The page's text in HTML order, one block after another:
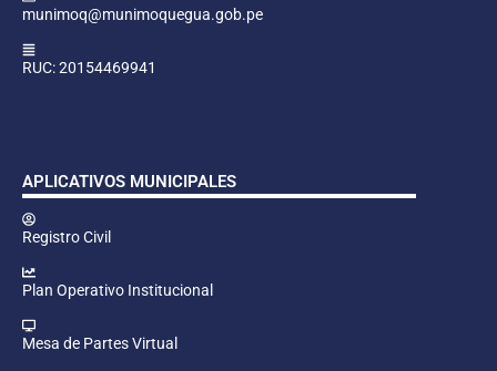
munimoq@munimoquegua.gob.pe
RUC: 20154469941
APLICATIVOS MUNICIPALES
Registro Civil
Plan Operativo Institucional
Mesa de Partes Virtual